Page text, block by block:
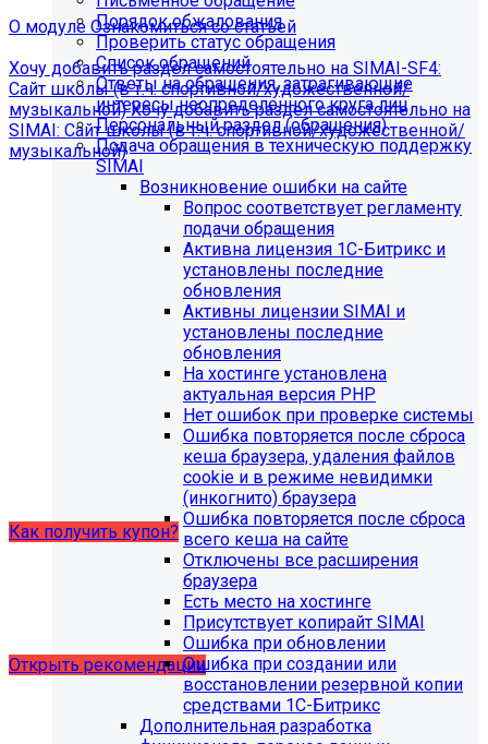
О модуле Ознакомиться со статьей
Хочу добавить раздел самостоятельно на SIMAI-SF4:
Сайт школы (в т.ч. спортивной/художественной/
музыкальной)Хочу добавить раздел самостоятельно на
SIMAI: Сайт школы (в т.ч. спортивной/художественной/
музыкальной)
Информация по появлению ошибки
[MP_LICENSE_VIOLATION] В вашу лицензию не входит
модуль SIMAI-SF4: Сведения об образовательной
организации (simai.sveden)
В связи с новыми требованиями Приказа 1493
Рособнадзора нами были внесены изменения в
поставку готовых решений для образовательных
Теперь в сборку готовых решений для образовательных
организаций входит модуль SIMAI-SF4: Сведения об
образовательной организации (simai.sveden). Для
корректной работы модуля необходимо активировать
Как получить купон?
Что делать, если на хостинге не
хватает места?
Открыть рекомендации
Порядок обжалования
Проверить статус обращения
Список обращений
Ответы на обращения, затрагивающие
интересы неопределенного круга лиц
Персональный раздел (обращения)
Подача обращения в техническую поддержку
SIMAI
Возникновение ошибки на сайте
Вопрос соответствует регламенту
подачи обращения
Активна лицензия 1С-Битрикс и
установлены последние
обновления
Активны лицензии SIMAI и
установлены последние
обновления
На хостинге установлена
актуальная версия PHP
Нет ошибок при проверке системы
Ошибка повторяется после сброса
кеша браузера, удаления файлов
cookie и в режиме невидимки
(инкогнито) браузера
Ошибка повторяется после сброса
всего кеша на сайте
Отключены все расширения
браузера
Есть место на хостинге
Присутствует копирайт SIMAI
Ошибка при обновлении
Ошибка при создании или
восстановлении резервной копии
средствами 1С-Битрикс
Дополнительная разработка